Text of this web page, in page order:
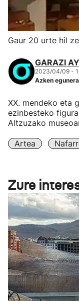
Gaur 20 urte hil
GARAZI
2023/04/09 -
Azken
XX. mendeko eta
ezinbesteko
Altzuzako
Artea
Zure